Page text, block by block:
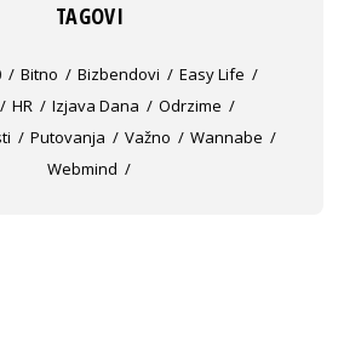
TAGOVI
Bitno Bizbendovi
Easy Life
HR Izjava Dana
Odrzime
Putovanja Važno
Wannabe
Webmind